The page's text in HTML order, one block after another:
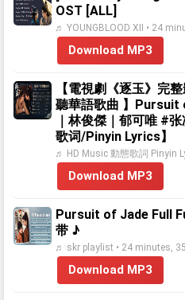
OST [ALL]
♬ YOUNGBLOOD XII • 24
Download MP3
【電視劇《逐玉》完
聽華語歌曲 】Pursuit
｜林俊傑｜郁可唯 #
歌词/Pinyin Lyrics】
♬ HD Music 動態歌詞 Pinyin
Download MP3
Pursuit of Jade Full
带 ♪
♬ skr playlist • 24 minutes,
Download MP3